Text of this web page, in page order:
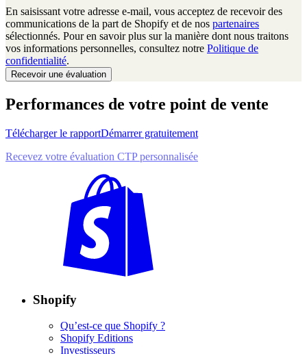
En saisissant votre adresse e-mail, vous acceptez de recevoir des
communications de la part de Shopify et de nos partenaires
sélectionnés. Pour en savoir plus sur la manière dont nous traitons
vos informations personnelles, consultez notre Politique de
confidentialité.
Recevoir une évaluation
Performances de votre point de vente
Télécharger le rapportDémarrer gratuitement
Recevez votre évaluation CTP personnalisée
Shopify
Qu’est-ce que Shopify ?
Shopify Editions
Investisseurs